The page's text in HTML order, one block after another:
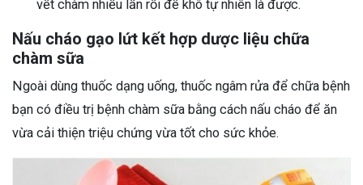
vết chàm nhiều lần rồi để khô tự nhiên là được.
Nấu cháo gạo lứt kết hợp dược liệu chữa
chàm sữa
Ngoài dùng thuốc dạng uống, thuốc ngâm rửa để chữa bệnh
bạn có điều trị bệnh chàm sữa bằng cách nấu cháo để ăn
vừa cải thiện triệu chứng vừa tốt cho sức khỏe.